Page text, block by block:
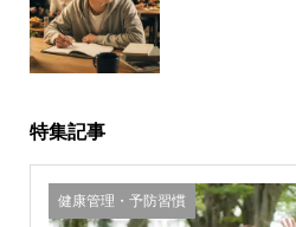
特集記事
健康管理・予防習慣